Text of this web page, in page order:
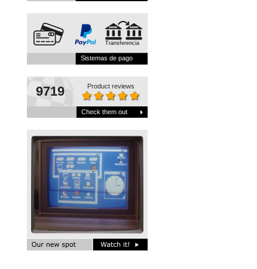
Transferencia
Sistemas de pago
9719 Product reviews
Check them out